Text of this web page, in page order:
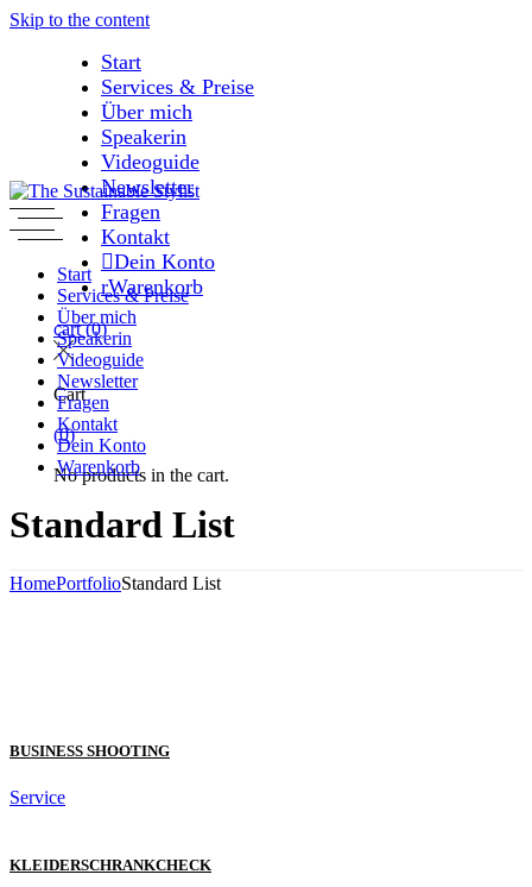
Skip to the content
Start
Services & Preise
Über mich
Speakerin
Videoguide
Newsletter
Fragen
Kontakt
Dein Konto
Warenkorb
cart (0)
Cart
(0)
No products in the cart.
Start
Services & Preise
Über mich
Speakerin
Videoguide
Newsletter
Fragen
Kontakt
Dein Konto
Warenkorb
Standard List
HomePortfolioStandard List
BUSINESS SHOOTING
Service
KLEIDERSCHRANKCHECK